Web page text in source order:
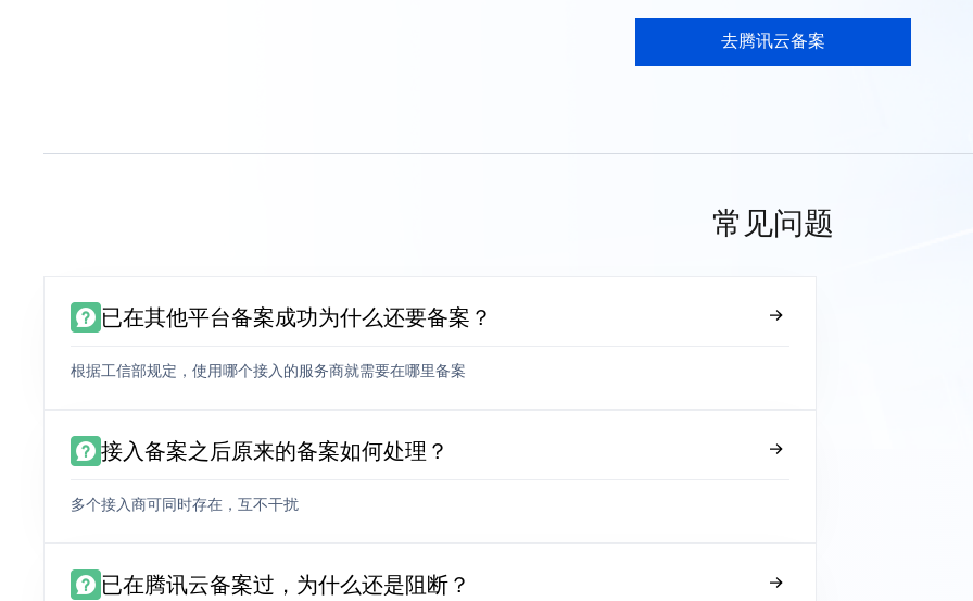
去腾讯云备案
常见问题
已在其他平台备案成功为什么还要备案？
根据工信部规定，使用哪个接入的服务商就需要在哪里备案
接入备案之后原来的备案如何处理？
多个接入商可同时存在，互不干扰
已在腾讯云备案过，为什么还是阻断？